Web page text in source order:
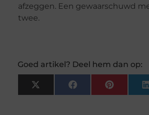
afzeggen. Een gewaarschuwd
twee.
Goed artikel? Deel hem dan op:
X
(Twitter)
FacebookPinterest